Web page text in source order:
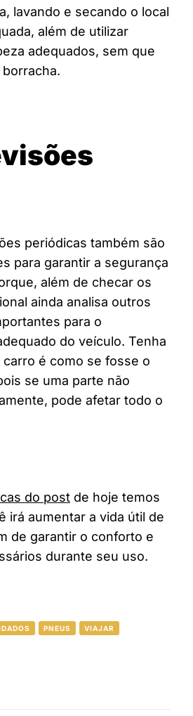
lavando e secando o local
além de utilizar
adequados, sem que
periódicas também são
para garantir a segurança
além de checar os
ainda analisa outros
para o
do veículo. Tenha
é como se fosse o
se uma parte não
pode afetar todo o
do post de hoje temos
irá aumentar a vida útil de
de garantir o conforto e
durante seu uso.
PNEUS VIAJAR